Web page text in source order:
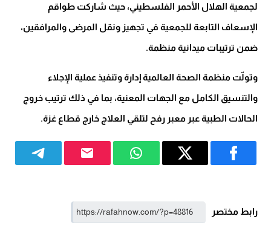
لجمعية الهلال الأحمر الفلسطيني، حيث شاركت طواقم
الإسعاف التابعة للجمعية في تجهيز ونقل المرضى والمرافقين،
ضمن ترتيبات ميدانية منظمة.
وتولّت منظمة الصحة العالمية إدارة وتنفيذ عملية الإجلاء
والتنسيق الكامل مع الجهات المعنية، بما في ذلك ترتيب خروج
الحالات الطبية عبر معبر رفح لتلقي العلاج خارج قطاع غزة.
رابط مختصر